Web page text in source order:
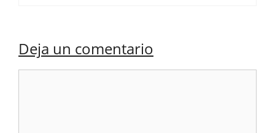
Deja un comentario